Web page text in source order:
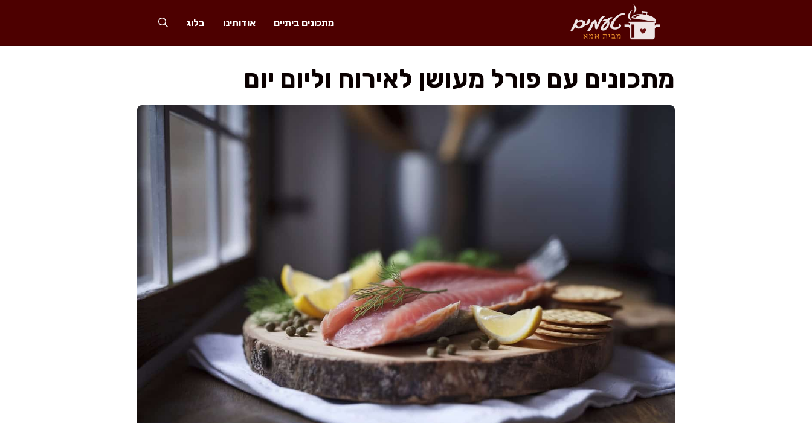
מתכונים ביתיים אודותינו בלוג
מתכונים עם פורל מעושן לאירוח וליום יום